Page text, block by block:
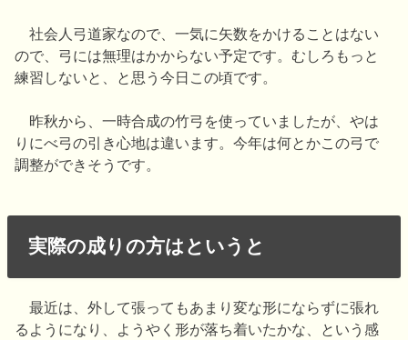
社会人弓道家なので、一気に矢数をかけることはない
ので、弓には無理はかからない予定です。むしろもっと
練習しないと、と思う今日この頃です。
昨秋から、一時合成の竹弓を使っていましたが、やは
りにべ弓の引き心地は違います。今年は何とかこの弓で
調整ができそうです。
実際の成りの方はというと
最近は、外して張ってもあまり変な形にならずに張れ
るようになり、ようやく形が落ち着いたかな、という感